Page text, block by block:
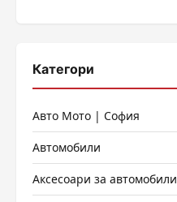
Категори
Авто Мото | София
Автомобили
Аксесоари за автомобили